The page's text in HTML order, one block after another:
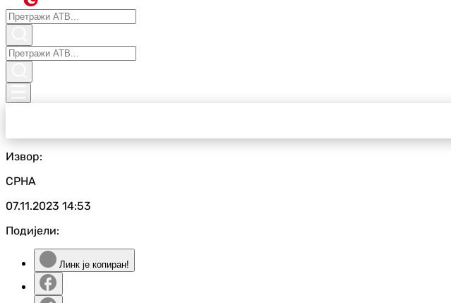
Извор:
СРНА
07.11.2023 14:53
Подијели:
Линк је копиран!